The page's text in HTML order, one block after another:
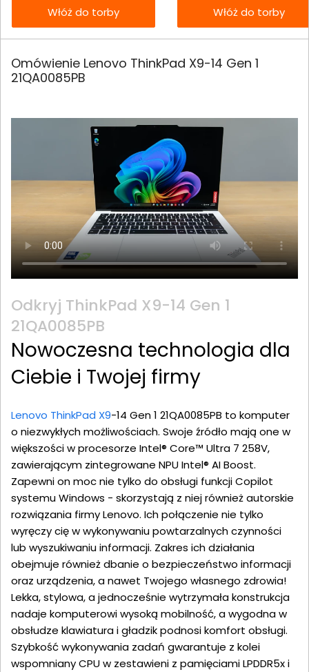
Włóż do torby Włóż do torby
Omówienie Lenovo ThinkPad X9-14 Gen 1
21QA0085PB
Odkryj ThinkPad X9-14 Gen 1
21QA0085PB
Nowoczesna technologia dla
Ciebie i Twojej firmy
Lenovo ThinkPad X9-14 Gen 1 21QA0085PB to komputer
o niezwykłych możliwościach. Swoje źródło mają one w
większości w procesorze Intel® Core™ Ultra 7 258V,
zawierającym zintegrowane NPU Intel® AI Boost.
Zapewni on moc nie tylko do obsługi funkcji Copilot
systemu Windows - skorzystają z niej również autorskie
rozwiązania firmy Lenovo. Ich połączenie nie tylko
wyręczy cię w wykonywaniu powtarzalnych czynności
lub wyszukiwaniu informacji. Zakres ich działania
obejmuje również dbanie o bezpieczeństwo informacji
oraz urządzenia, a nawet Twojego własnego zdrowia!
Lekka, stylowa, a jednocześnie wytrzymała konstrukcja
nadaje komputerowi wysoką mobilność, a wygodna w
obsłudze klawiatura i gładzik podnosi komfort obsługi.
Szybkość wykonywania zadań gwarantuje z kolei
wspomniany CPU w zestawieni z pamięciami LPDDR5x i